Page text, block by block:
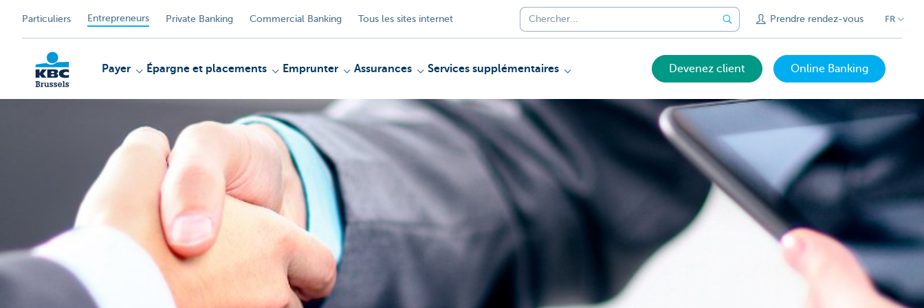
Particuliers Entrepreneurs Private Banking Commercial Banking Tous les sites internet Prendre rendez-vous FR
Payer Épargne et placements Emprunter Assurances Services supplémentaires Devenez client Online Banking